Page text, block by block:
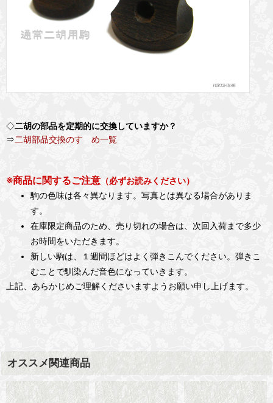
◇二胡の部品を定期的に交換していますか？
⇒二胡部品交換のすゝめ一覧
※商品に関するご注意 （必ずお読みください）
駒の色味は各々異なります。写真とは異なる場合がありま
す。
在庫限定商品のため、売り切れの場合は、次回入荷まで多少
お時間をいただきます。
新しい駒は、１週間ほどはよく弾きこんでください。弾きこ
むことで馴染んだ音色になっていきます。
上記、あらかじめご理解くださいますようお願い申し上げます。
オススメ関連商品